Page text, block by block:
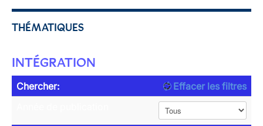
THÉMATIQUES
INTÉGRATION
Chercher:
Effacer les filtres